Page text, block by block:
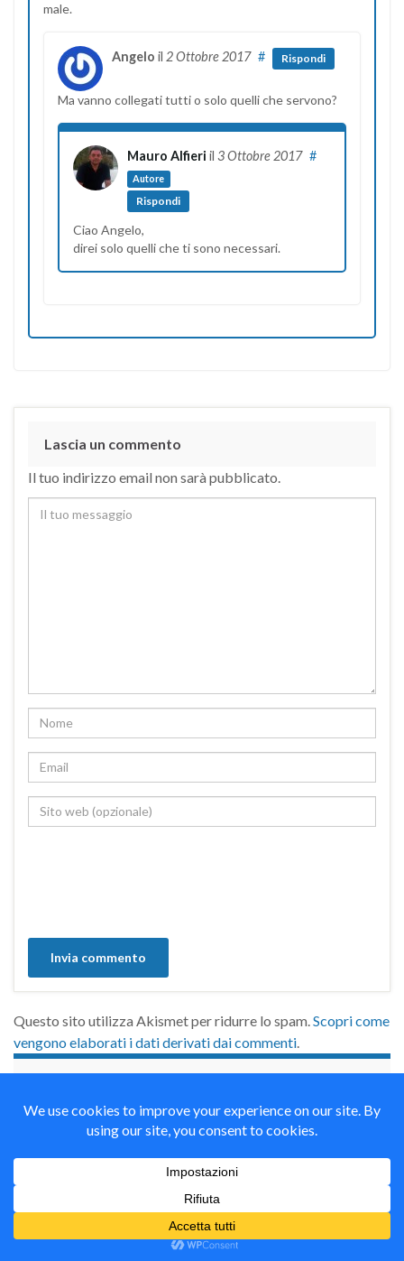
male.
Angelo il 2 Ottobre 2017 # Rispondi
Ma vanno collegati tutti o solo quelli che servono?
Mauro Alfieri il 3 Ottobre 2017
Autore
#
Rispondi
Ciao Angelo,
direi solo quelli che ti sono necessari.
Lascia un commento
Il tuo indirizzo email non sarà pubblicato.
Questo sito utilizza Akismet per ridurre lo spam. Scopri come
vengono elaborati i dati derivati dai commenti